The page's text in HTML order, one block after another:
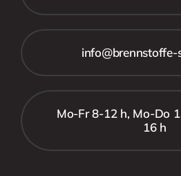
info@brennstoffe-
Mo-Fr 8-12 h, Mo-Do
16 h